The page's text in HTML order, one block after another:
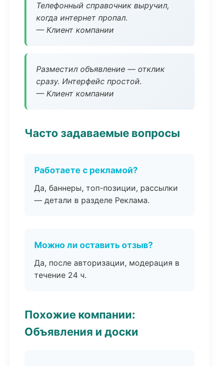
Телефонный справочник выручил,
когда интернет пропал.
— Клиент компании
Разместил объявление — отклик
сразу. Интерфейс простой.
— Клиент компании
Часто задаваемые вопросы
Работаете с рекламой?
Да, баннеры, топ-позиции, рассылки
— детали в разделе Реклама.
Можно ли оставить отзыв?
Да, после авторизации, модерация в
течение 24 ч.
Похожие компании:
Объявления и доски